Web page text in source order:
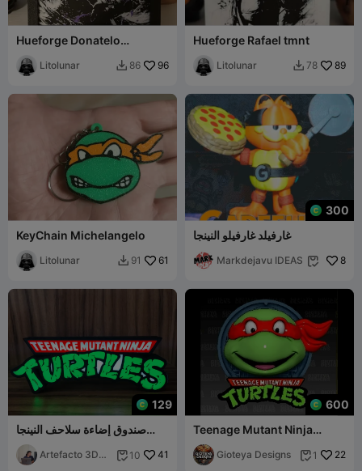
Hueforge Donatelo
Litolunar  86 96
Hueforge Rafael tmnt
Litolunar  78 89
KeyChain Michelangelo
Litolunar  91 61
300
غارفيلد غارفيلو النينجا
Markdejavu IDEAS  8
129
صندوق إضاءة سلاحف النينجا
المتحولة المراهقة
Artefacto 3D
 10 41
600
Teenage Mutant Ninja
Turtles TV Series
Gioteya Designs  1 22